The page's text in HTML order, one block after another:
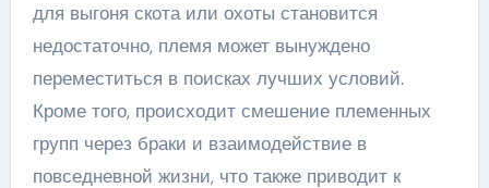
для выгоня скота или охоты становится
недостаточно, племя может вынуждено
переместиться в поисках лучших условий.
Кроме того, происходит смешение племенных
групп через браки и взаимодействие в
повседневной жизни, что также приводит к